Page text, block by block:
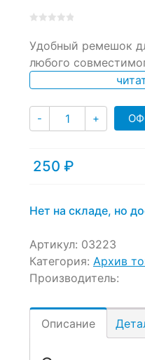
out
based
ratings
Удобный ремешок
любого
- Количество
+
250 ₽
Нет на складе, но
Артикул: 03223
Категория: Архив
Производитель:
Описание